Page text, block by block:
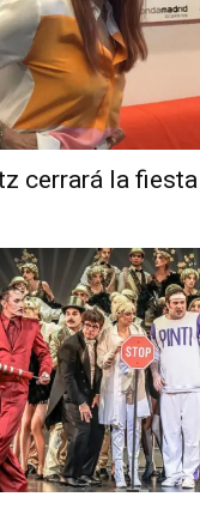
cerrará la